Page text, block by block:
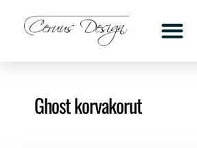
Ghost korvakorut